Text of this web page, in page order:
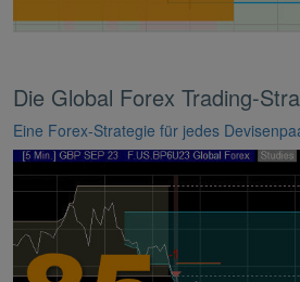
Die Global Forex Trading-
Eine Forex-Strategie für jedes